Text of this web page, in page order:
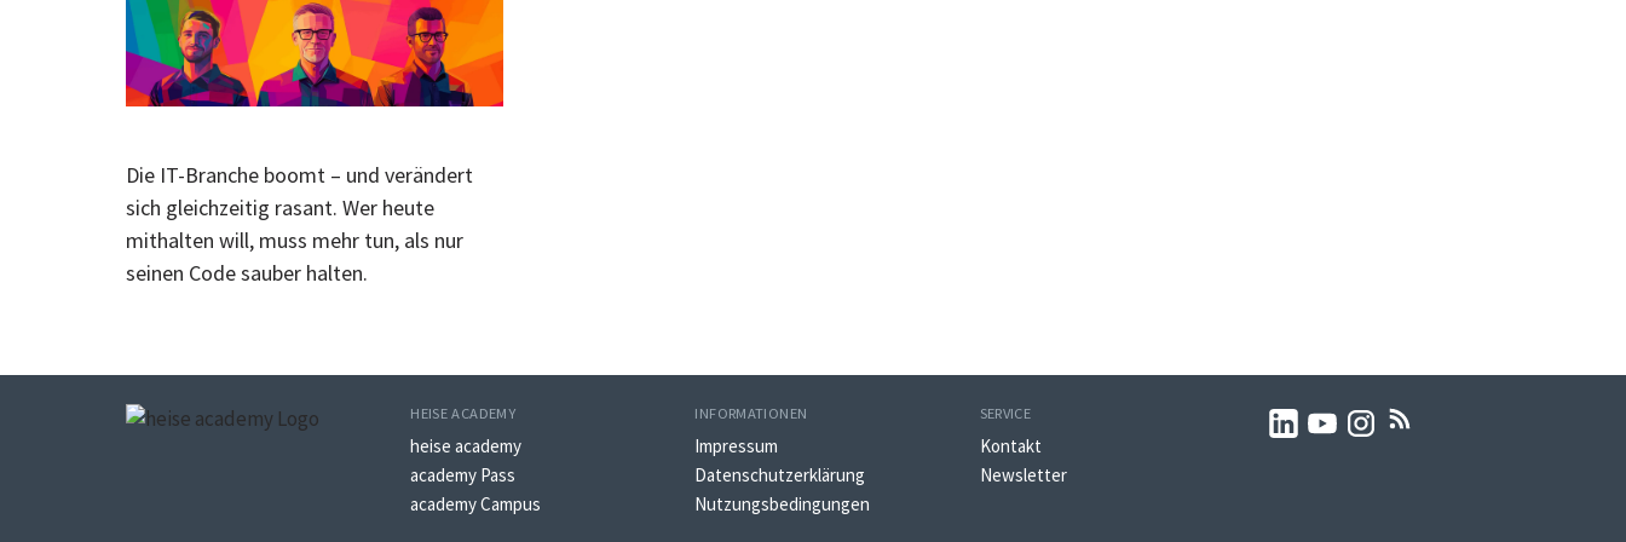
Die IT-Branche boomt – und verändert
sich gleichzeitig rasant. Wer heute
mithalten will, muss mehr tun, als nur
seinen Code sauber halten.
HEISE ACADEMY
heise academy
academy Pass
academy Campus
INFORMATIONEN
Impressum
Datenschutzerklärung
Nutzungsbedingungen
SERVICE
Kontakt
Newsletter